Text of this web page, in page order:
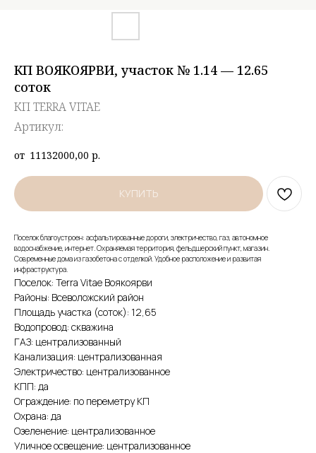
КП ВОЯКОЯРВИ, участок № 1.14 — 12.65
соток
КП TERRA VITAE
Артикул:
11132000,00 р.
КУПИТЬ
Поселок благоустроен: асфальтированные дороги, электричество, газ, автономное
водоснабжение, интернет. Охраняемая территория, фельдшерский пункт, магазин.
Современные дома из газобетона с отделкой. Удобное расположение и развитая
инфраструктура.
Поселок: Terra Vitae Воякоярви
Районы: Всеволожский район
Площадь участка (соток): 12,65
Водопровод: скважина
ГАЗ: централизованный
Канализация: централизованная
Электричество: централизованное
КПП: да
Ограждение: по переметру КП
Охрана: да
Озеленение: централизованное
Уличное освещение: централизованное